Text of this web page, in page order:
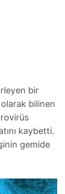
bir
bilinen
kaybetti.
gemide